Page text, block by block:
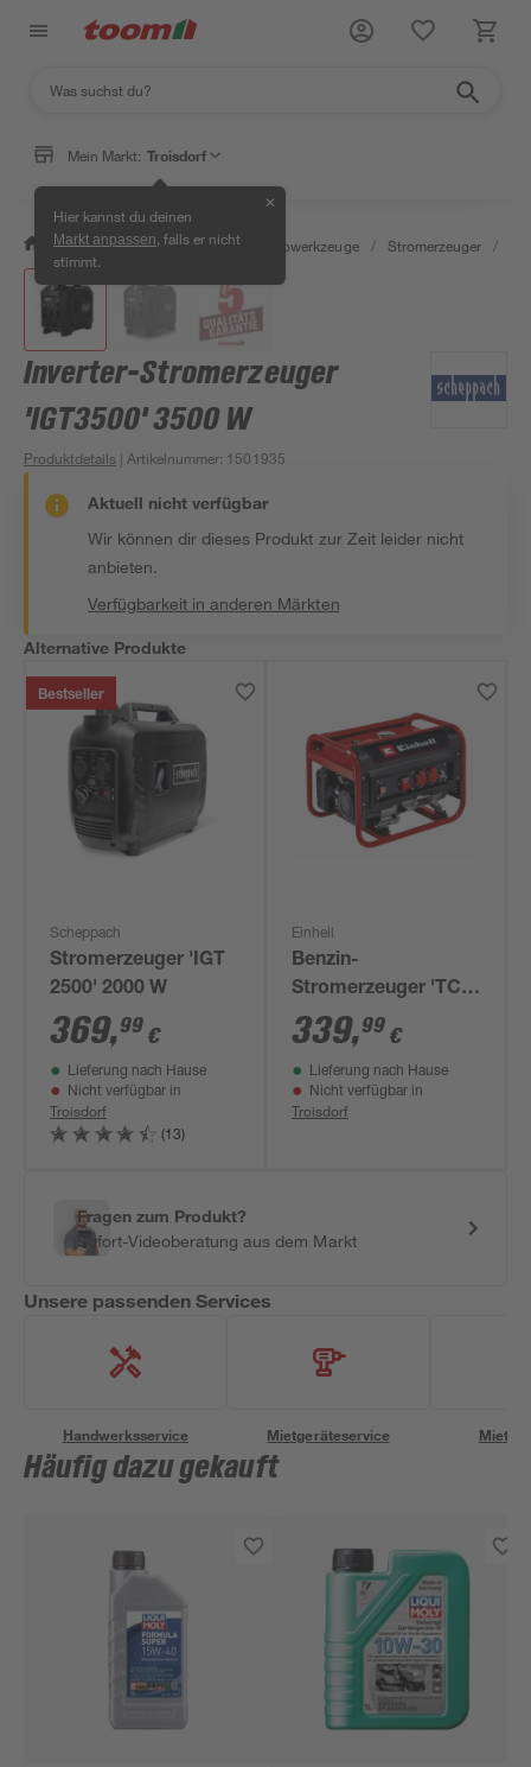
Mein Markt: Troisdorf
Hier kannst du deinen
Markt anpassen , falls er nicht
stimmt.
✕
/ Werkstatt & Maschinen / Elektrowerkzeuge / Stromerzeuger /
Inverter-Stromerzeuger
'IGT3500' 3500 W
Produktdetails | Artikelnummer: 1501935
Aktuell nicht verfügbar
Wir können dir dieses Produkt zur Zeit leider nicht
anbieten.
Verfügbarkeit in anderen Märkten
Alternative Produkte
Bestseller
Scheppach
Stromerzeuger 'IGT
2500' 2000 W
369,99 €
Lieferung nach Hause
Nicht verfügbar in
Troisdorf
(13)
Einhell
Benzin-
Stromerzeuger 'TC-
PG 25/1/E5' 2100 W
339,99 €
Lieferung nach Hause
Nicht verfügbar in
Troisdorf
Fragen zum Produkt?
Sofort-Videoberatung aus dem Markt
Unsere passenden Services
Handwerksservice Mietgeräteservice
Häufig dazu gekauft